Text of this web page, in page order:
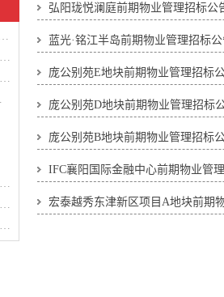
弘阳珑悦澜庭前期物业管理招标公
蓝光·铭江半岛前期物业管理招标
庞公别苑E地块前期物业管理招标
庞公别苑D地块前期物业管理招标
庞公别苑B地块前期物业管理招标
IFC襄阳国际金融中心前期物业管
宏泰越秀东津新区项目A地块前期